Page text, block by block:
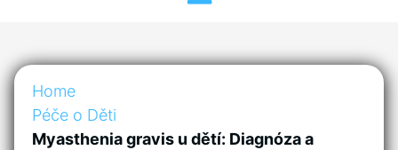
Home
Péče o Děti
Myasthenia gravis u dětí: Diagnóza a